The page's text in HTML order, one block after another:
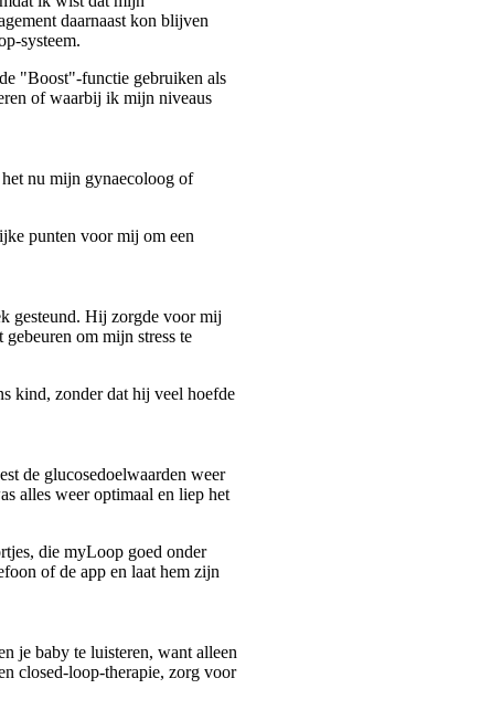
daarnaast kon blijven
systeem.
"Boost"-functie gebruiken als
of waarbij ik mijn niveaus
nu mijn gynaecoloog of
punten voor mij om een
gesteund. Hij zorgde voor mij
om mijn stress te
kind, zonder dat hij veel hoefde
de glucosedoelwaarden weer
alles weer optimaal en liep het
die myLoop goed onder
of de app en laat hem zijn
je baby te luisteren, want alleen
closed-loop-therapie, zorg voor